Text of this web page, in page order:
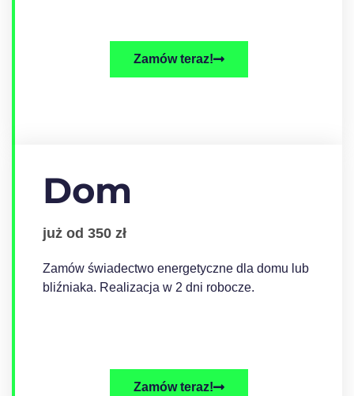
Zamów teraz!
Dom
już od 350 zł
Zamów świadectwo energetyczne dla domu lub
bliźniaka. Realizacja w 2 dni robocze.
Zamów teraz!